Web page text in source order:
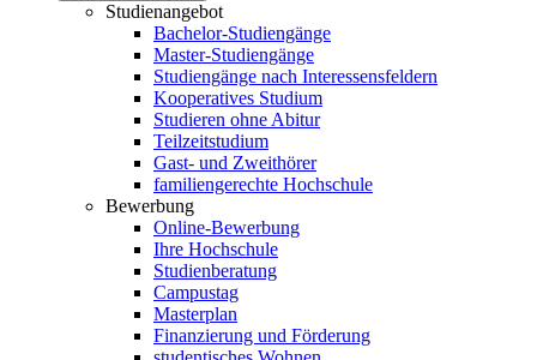
Studienangebot
Bachelor-Studiengänge
Master-Studiengänge
Studiengänge nach Interessensfeldern
Kooperatives Studium
Studieren ohne Abitur
Teilzeitstudium
Gast- und Zweithörer
familiengerechte Hochschule
Bewerbung
Online-Bewerbung
Ihre Hochschule
Studienberatung
Campustag
Masterplan
Finanzierung und Förderung